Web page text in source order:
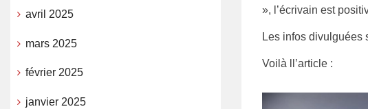
», l’écrivain est
Les infos divulguées
Voilà ll’article :
avril 2025
mars 2025
février 2025
janvier 2025